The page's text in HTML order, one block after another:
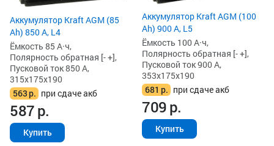
Аккумулятор Kraft AGM (85
Ah) 850 А, L4
Ёмкость 85 А·ч,
Полярность обратная [- +],
Пусковой ток 850 А,
315x175x190
563р. при сдаче акб
587р.
Купить
Аккумулятор Kraft AGM (100
Ah) 900 А, L5
Ёмкость 100 А·ч,
Полярность обратная [- +],
Пусковой ток 900 А,
353x175x190
681 р. при сдаче акб
709р.
Купить